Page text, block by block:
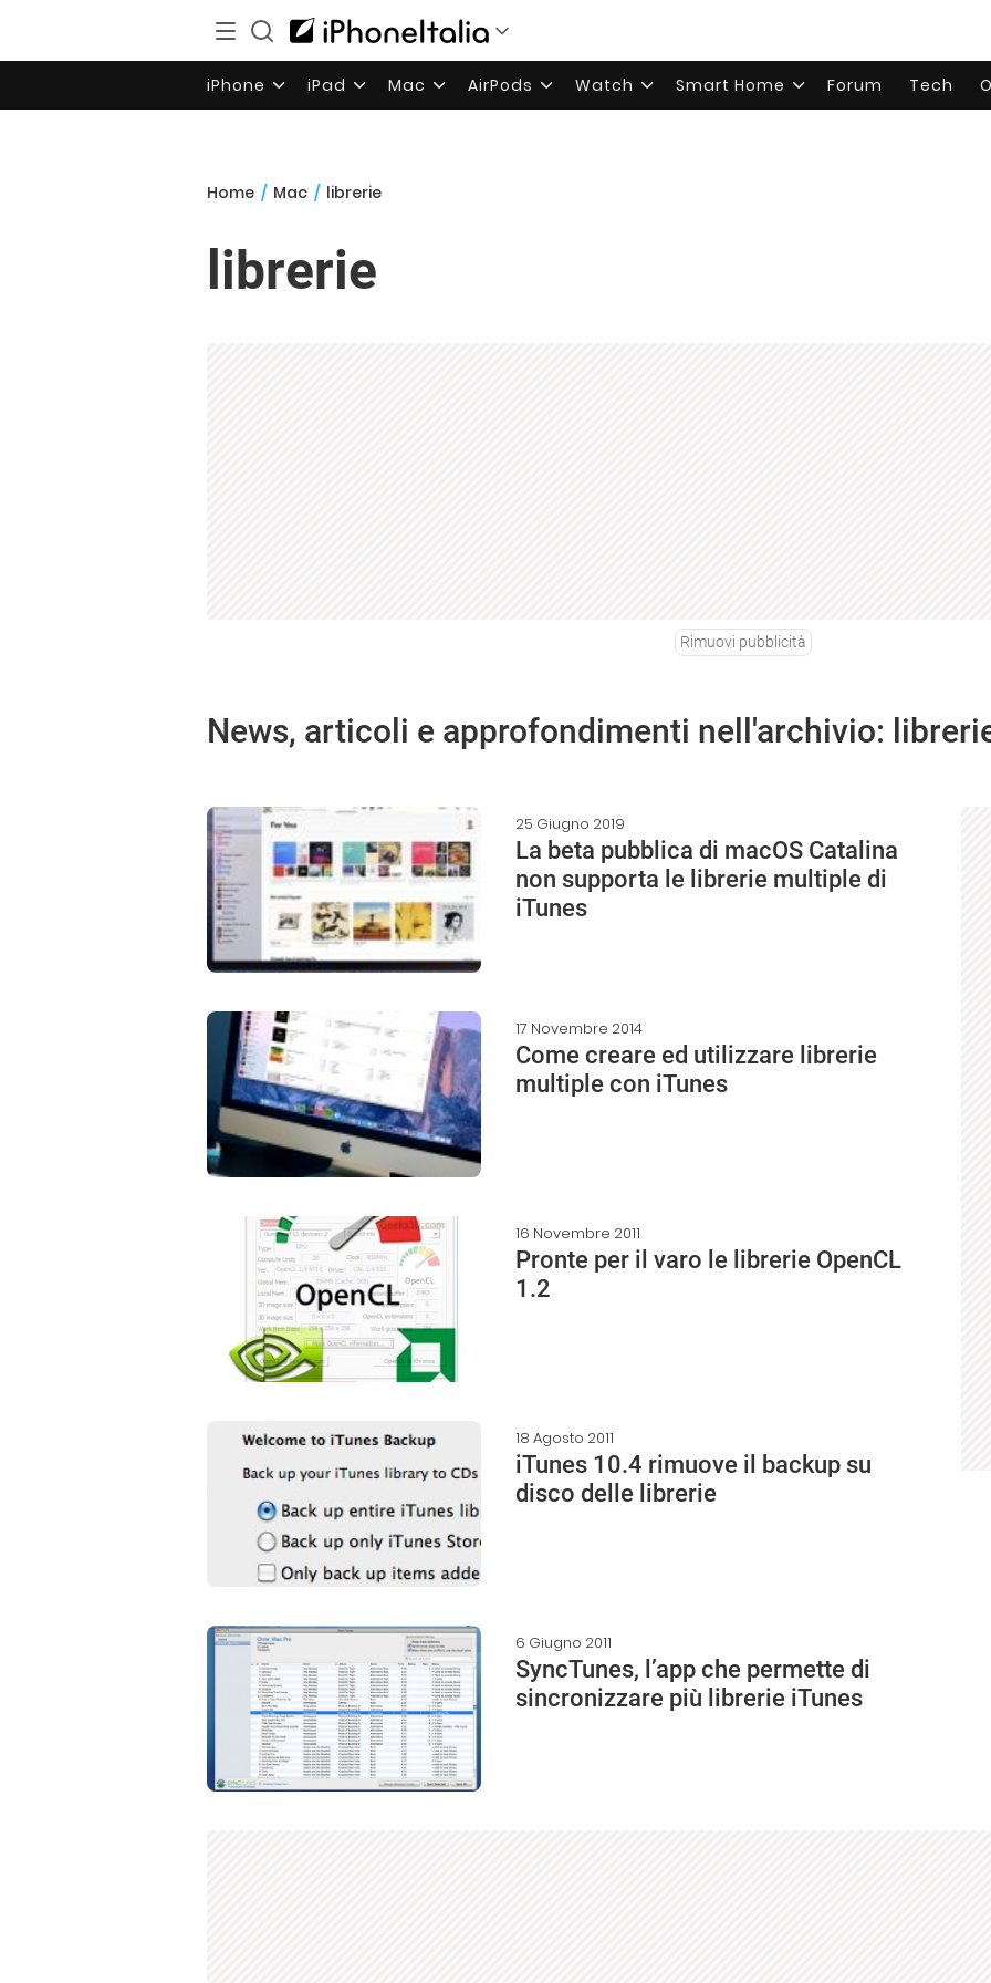
iPhone iPad Mac AirPods Watch Smart Home Forum Tech
Home / Mac / librerie
librerie
Rimuovi pubblicità
News, articoli e approfondimenti nell'archivio:
25 Giugno 2019
La beta pubblica di macOS Catalina
non supporta le librerie multiple di
iTunes
17 Novembre 2014
Come creare ed utilizzare librerie
multiple con iTunes
16 Novembre 2011
Pronte per il varo le librerie OpenCL
1.2
18 Agosto 2011
iTunes 10.4 rimuove il backup su
disco delle librerie
6 Giugno 2011
SyncTunes, l’app che permette di
sincronizzare più librerie iTunes